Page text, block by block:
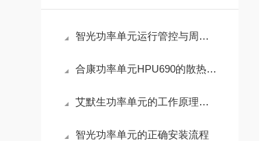
智光功率单元运行管控与周期养护实操解析
合康功率单元HPU690的散热设计原理
艾默生功率单元的工作原理与应用领域深度解析
智光功率单元的正确安装流程